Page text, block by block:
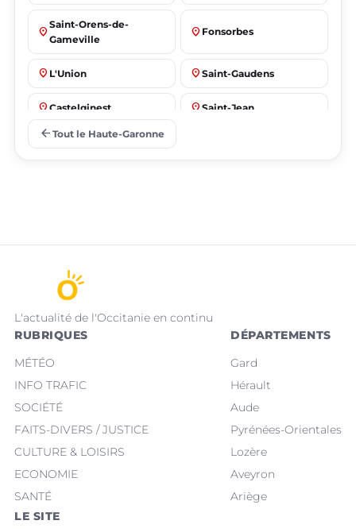
place
Saint-Orens-de-
Gameville
place Fonsorbes
place L'Union place Saint-Gaudens
place Castelginest place Saint-Jean
place Villeneuve-Tolosane
arrow_back Tout le Haute-Garonne
L'actualité de l'Occitanie en continu
RUBRIQUES
MÉTÉO
INFO TRAFIC
SOCIÉTÉ
FAITS-DIVERS / JUSTICE
CULTURE & LOISIRS
ECONOMIE
SANTÉ
DÉPARTEMENTS
Gard
Hérault
Aude
Pyrénées-Orientales
Lozère
Aveyron
Ariège
LE SITE